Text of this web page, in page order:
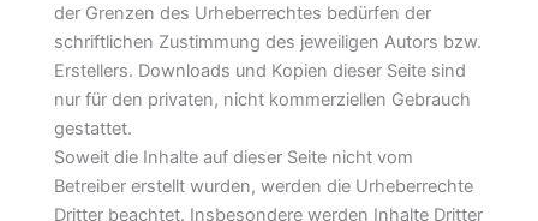
der Grenzen des Urheberrechtes bedürfen der
schriftlichen Zustimmung des jeweiligen Autors bzw.
Erstellers. Downloads und Kopien dieser Seite sind
nur für den privaten, nicht kommerziellen Gebrauch
gestattet.
Soweit die Inhalte auf dieser Seite nicht vom
Betreiber erstellt wurden, werden die Urheberrechte
Dritter beachtet. Insbesondere werden Inhalte Dritter